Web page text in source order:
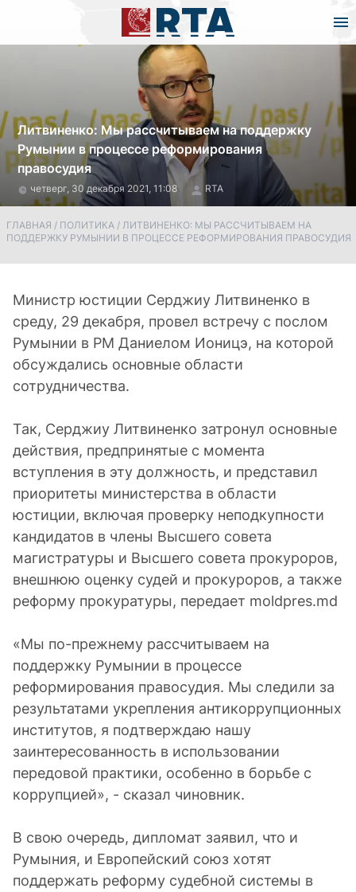
Литвиненко: Мы рассчитываем на поддержку
Румынии в процессе реформирования
правосудия
четверг, 30 декабря 2021, 11:08 RTA
ГЛАВНАЯ / ПОЛИТИКА / ЛИТВИНЕНКО: МЫ РАССЧИТЫВАЕМ НА
ПОДДЕРЖКУ РУМЫНИИ В ПРОЦЕССЕ РЕФОРМИРОВАНИЯ ПРАВОСУДИЯ
Министр юстиции Серджиу Литвиненко в
среду, 29 декабря, провел встречу с послом
Румынии в РМ Даниелом Ионицэ, на которой
обсуждались основные области
сотрудничества.
Так, Серджиу Литвиненко затронул основные
действия, предпринятые с момента
вступления в эту должность, и представил
приоритеты министерства в области
юстиции, включая проверку неподкупности
кандидатов в члены Высшего совета
магистратуры и Высшего совета прокуроров,
внешнюю оценку судей и прокуроров, а также
реформу прокуратуры, передает moldpres.md
«Мы по-прежнему рассчитываем на
поддержку Румынии в процессе
реформирования правосудия. Мы следили за
результатами укрепления антикоррупционных
институтов, я подтверждаю нашу
заинтересованность в использовании
передовой практики, особенно в борьбе с
коррупцией», - сказал чиновник.
В свою очередь, дипломат заявил, что и
Румыния, и Европейский союз хотят
поддержать реформу судебной системы в